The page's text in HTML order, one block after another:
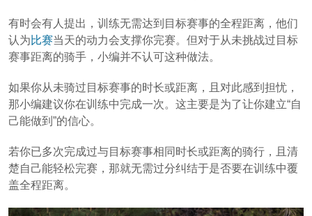
有时会有人提出，训练无需达到目标赛事的全程距离，他们
认为比赛当天的动力会支撑你完赛。但对于从未挑战过目标
赛事距离的骑手，小编并不认可这种做法。
如果你从未骑过目标赛事的时长或距离，且对此感到担忧，
那小编建议你在训练中完成一次。这主要是为了让你建立“自
己能做到”的信心。
若你已多次完成过与目标赛事相同时长或距离的骑行，且清
楚自己能轻松完赛，那就无需过分纠结于是否要在训练中覆
盖全程距离。